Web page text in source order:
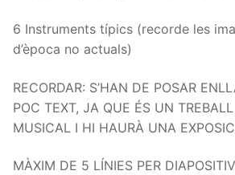
6 Instruments típics (recorde les
d’època no actuals)
RECORDAR: S’HAN DE POSAR
POC TEXT, JA QUE ÉS UN TREBALL
MUSICAL I HI HAURÀ UNA
MÀXIM DE 5 LÍNIES PER